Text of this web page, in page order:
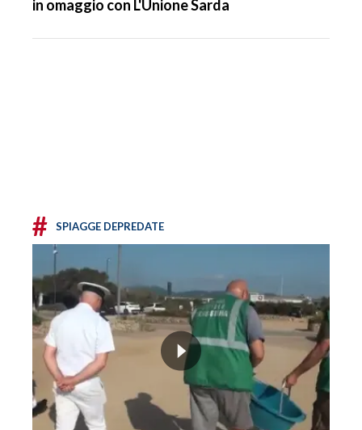
in omaggio con L'Unione Sarda
# SPIAGGE DEPREDATE